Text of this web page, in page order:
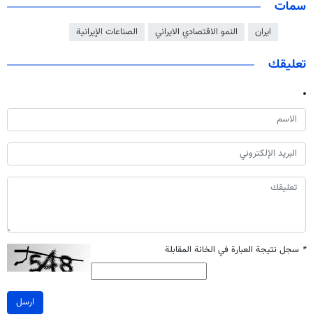
سمات
ايران النمو الاقتصادي الايراني الصناعات الإيرانية
تعليقك
* سجل نتيجة العبارة في الخانة المقابلة
ارسل